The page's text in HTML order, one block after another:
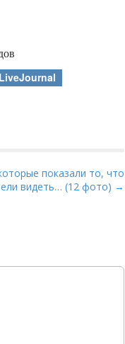
LiveJournal
показали то, что
видеть… (12 фото) →